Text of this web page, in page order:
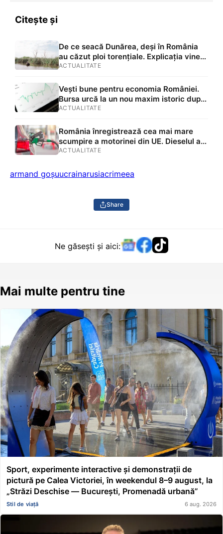
Citește și
De ce seacă Dunărea, deși în România
au căzut ploi torențiale. Explicația vine
din Germania și Austria
ACTUALITATE
Vești bune pentru economia României.
Bursa urcă la un nou maxim istoric după
decizia Fitch. Investitorii pariază din nou
ACTUALITATE
România înregistrează cea mai mare
scumpire a motorinei din UE. Dieselul a
trecut de 10,5 lei/litru, iar motorina
ACTUALITATE
armand goșuucrainarusiacrimeea
Share
Ne găsești și aici:
Mai multe pentru tine
Sport, experimente interactive și demonstrații de
pictură pe Calea Victoriei, în weekendul 8–9 august, la
„Străzi Deschise — București, Promenadă urbană”
Stil de viață 6 aug. 2026